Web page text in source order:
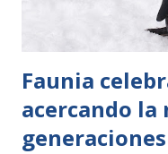
Faunia
acercando la